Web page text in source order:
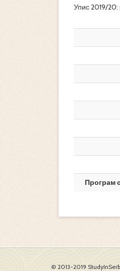
Упис 2019/20:
Програм
© 2013-2019